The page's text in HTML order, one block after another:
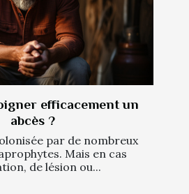
efficacement un
abcès ?
par de nombreux
Mais en cas
de lésion ou...